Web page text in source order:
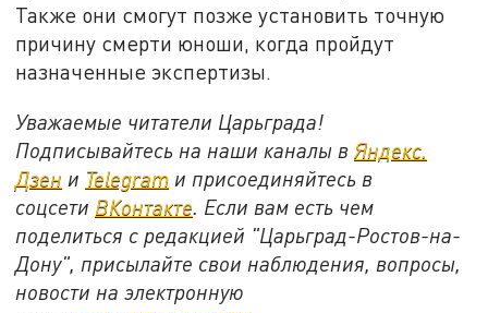
Также они смогут позже установить точную
причину смерти юноши, когда пройдут
назначенные экспертизы.
Уважаемые читатели Царьграда!
Подписывайтесь на наши каналы в Яндекс.
Дзен и Telegram и присоединяйтесь в
соцсети ВКонтакте . Если вам есть чем
поделиться с редакцией "Царьград-Ростов-на-
Дону", присылайте свои наблюдения, вопросы,
новости на электронную